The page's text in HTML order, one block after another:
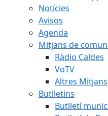
Notícies
Avisos
Agenda
Mitjans de
Ràdio Caldes
VoTV
Altres Mitjans
Butlletins
Butlletí